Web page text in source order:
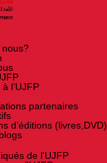
l’UJFP
partenaires
d’éditions (livres,DVD)
de l'UJFP